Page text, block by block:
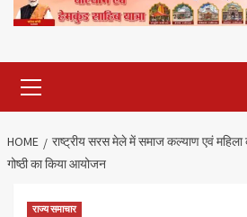
Menu
HOME
राष्ट्रीय सरस मेले में समाज कल्याण एवं महिला
गोष्ठी का किया आयोजन
राज्य समाचार